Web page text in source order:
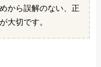
から誤解のない、正
大切です。